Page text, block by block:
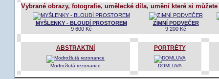
Vybrané obrazy, fotografie, umělecké díla, umění které si
MYŠLENKY - BLOUDÍ PROSTOREM
9 600 Kč
ZIMNÍ PODVEČER
9 200 Kč
ABSTRAKTNÍ
Modrožlutá rezonance
PORTRÉTY
DOMLUVA